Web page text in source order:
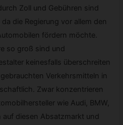
Zoll und Gebühren sind
die Regierung vor allem den
fördern möchte.
so groß sind und
keinesfalls überschreiten
Verkehrsmitteln in
Zwar konzentrieren
wie Audi, BMW,
diesen Absatzmarkt und